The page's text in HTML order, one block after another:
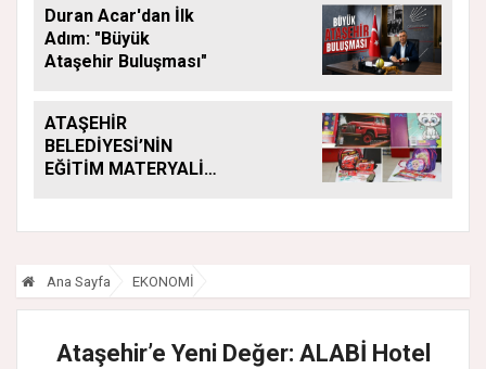
Duran Acar'dan İlk
Adım: "Büyük
Ataşehir Buluşması"
ATAŞEHİR
BELEDİYESİ’NİN
EĞİTİM MATERYALİ
SÜRÜYOR
Ana Sayfa EKONOMİ
Ataşehir’e Yeni Değer: ALABİ Hotel